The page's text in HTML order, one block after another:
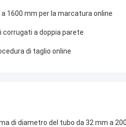
1600 mm per la marcatura online
corrugati a doppia parete
di taglio online
di diametro del tubo da 32 mm a